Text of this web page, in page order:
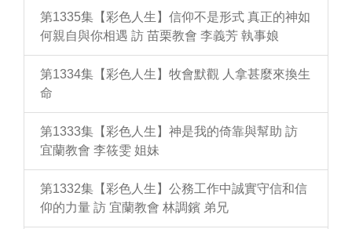
第1335集【彩色人生】信仰不是形式 真正的神如
何親自與你相遇 訪 苗栗教會 李義芳 執事娘
第1334集【彩色人生】牧會默觀 人拿甚麼來換生
命
第1333集【彩色人生】神是我的倚靠與幫助 訪
宜蘭教會 李筱雯 姐妹
第1332集【彩色人生】公務工作中誠實守信和信
仰的力量 訪 宜蘭教會 林調鑌 弟兄